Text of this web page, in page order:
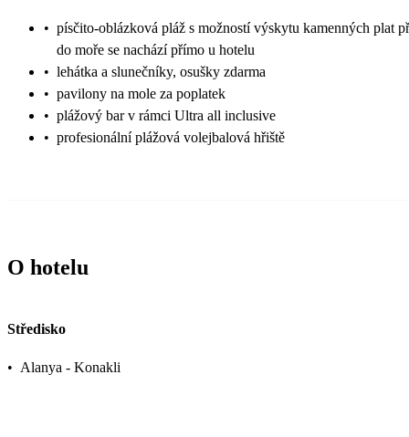
• písčito-oblázková pláž s možností výskytu kamenných plat
do moře se nachází přímo u hotelu
• lehátka a slunečníky, osušky zdarma
• pavilony na mole za poplatek
• plážový bar v rámci Ultra all inclusive
• profesionální plážová volejbalová hřiště
O hotelu
Středisko
• Alanya - Konakli